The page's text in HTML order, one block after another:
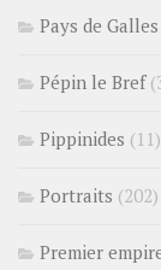
Pays de Galles
Pépin le Bref
Pippinides (11)
Portraits (202)
Premier